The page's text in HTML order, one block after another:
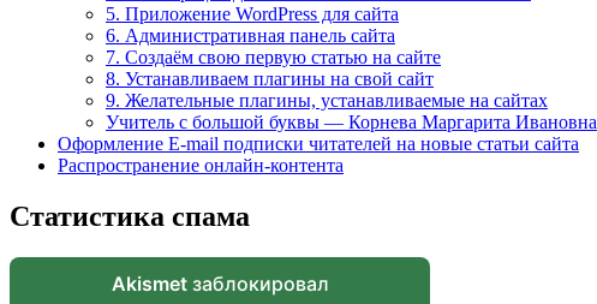
5. Приложение WordPress для сайта
6. Административная панель сайта
7. Создаём свою первую статью на сайте
8. Устанавливаем плагины на свой сайт
9. Желательные плагины, устанавливаемые на сайтах
Учитель с большой буквы — Корнева Маргарита Ивановна
Оформление E-mail подписки читателей на новые статьи сайта
Распространение онлайн-контента
Статистика спама
Akismetзаблокировал